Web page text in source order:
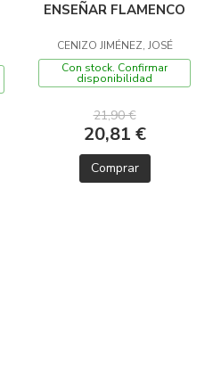
ENSEÑAR FLAMENCO
CENIZO JIMÉNEZ, JOSÉ
Con stock. Confirmar
disponibilidad
21,90 €
20,81 €
Comprar